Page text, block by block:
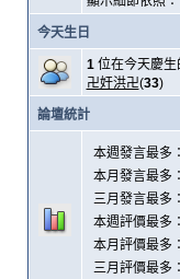
今天生日
1位在今天慶生
卍奸洪卍(33)
論壇統計
本週發言最多：
本月發言最多：
三月發言最多：
本週評價最多
本月評價最多
三月評價最多：